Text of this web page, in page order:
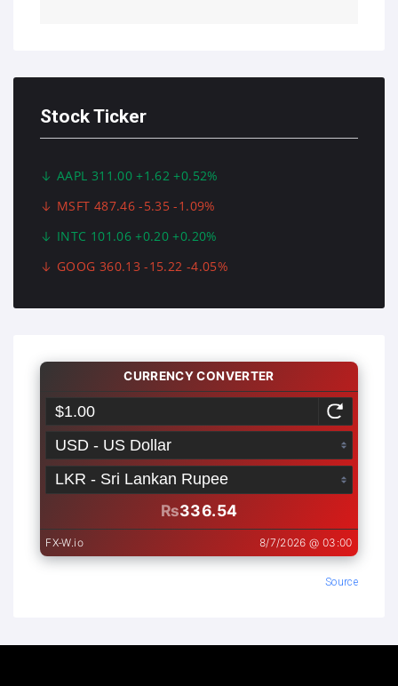
Stock Ticker
AAPL 311.00 +1.62 +0.52%
MSFT 487.46 -5.35 -1.09%
INTC 101.06 +0.20 +0.20%
GOOG 360.13 -15.22 -4.05%
Source